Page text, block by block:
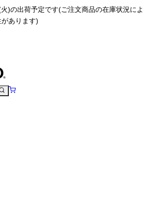
)の出荷予定です(ご注文商品の在庫状況によ
あります)